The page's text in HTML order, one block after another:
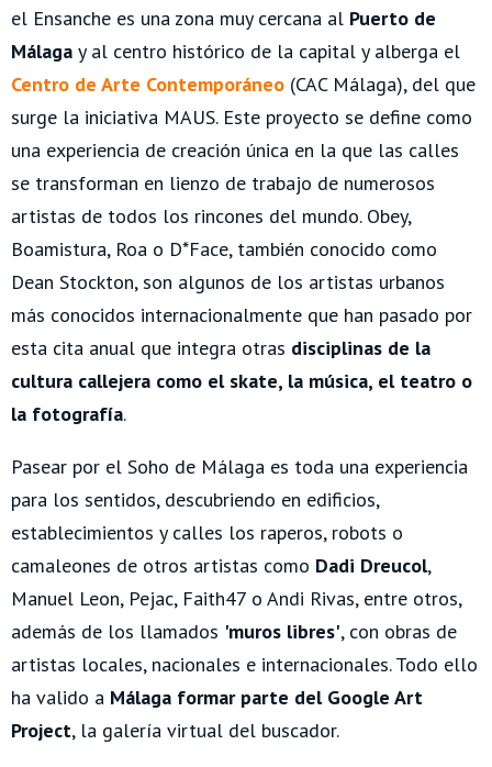
el Ensanche es una zona muy cercana al Puerto de
Málaga y al centro histórico de la capital y alberga el
Centro de Arte Contemporáneo (CAC Málaga), del que
surge la iniciativa MAUS. Este proyecto se define como
una experiencia de creación única en la que las calles
se transforman en lienzo de trabajo de numerosos
artistas de todos los rincones del mundo. Obey,
Boamistura, Roa o D*Face, también conocido como
Dean Stockton, son algunos de los artistas urbanos
más conocidos internacionalmente que han pasado por
esta cita anual que integra otras disciplinas de la
cultura callejera como el skate, la música, el teatro o
la fotografía.
Pasear por el Soho de Málaga es toda una experiencia
para los sentidos, descubriendo en edificios,
establecimientos y calles los raperos, robots o
camaleones de otros artistas como Dadi Dreucol,
Manuel Leon, Pejac, Faith47 o Andi Rivas, entre otros,
además de los llamados 'muros libres', con obras de
artistas locales, nacionales e internacionales. Todo ello
ha valido a Málaga formar parte del Google Art
Project, la galería virtual del buscador.